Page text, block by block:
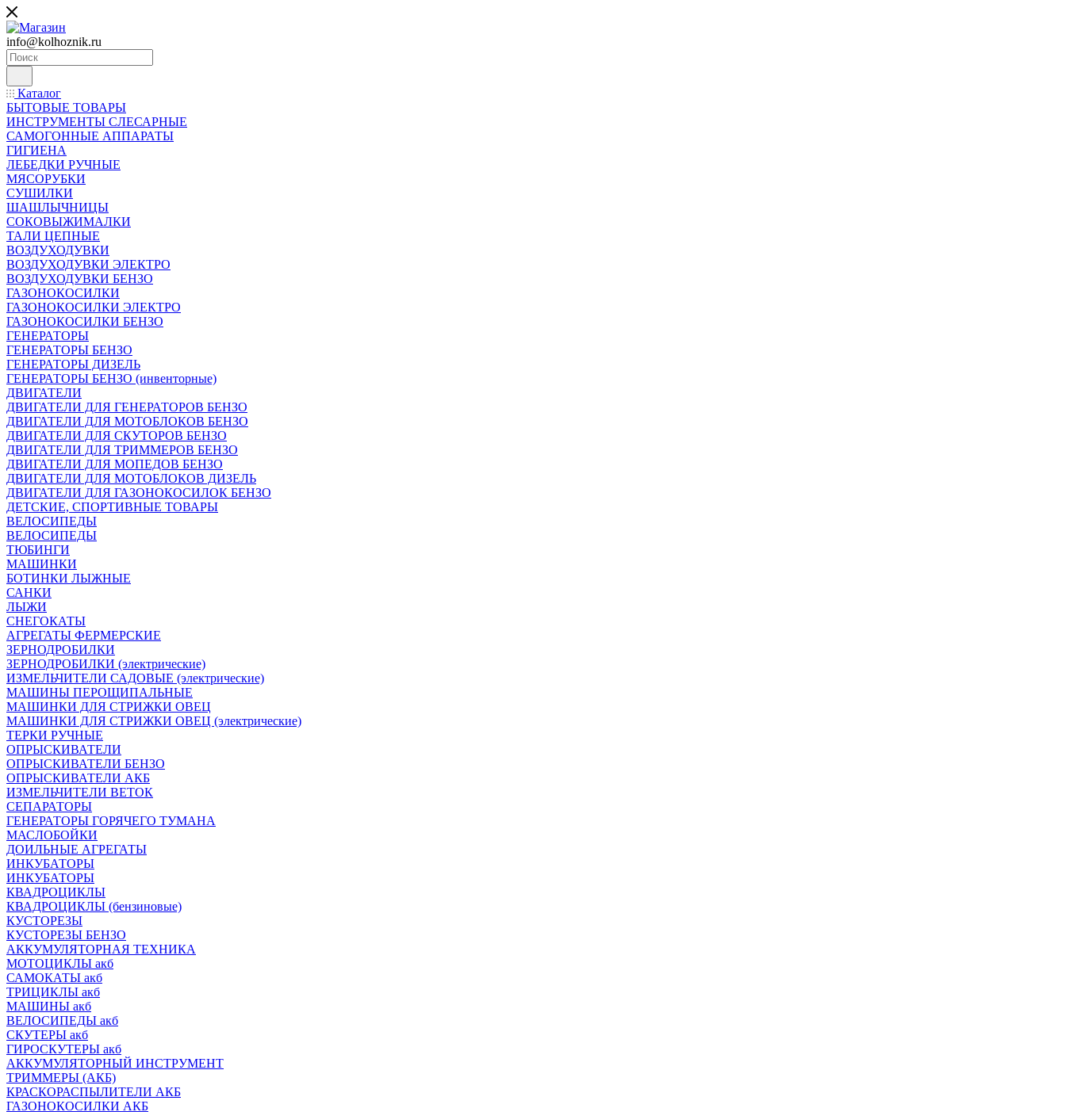
info@kolhoznik.ru
Каталог
БЫТОВЫЕ ТОВАРЫ
ИНСТРУМЕНТЫ СЛЕСАРНЫЕ
САМОГОННЫЕ АППАРАТЫ
ГИГИЕНА
ЛЕБЕДКИ РУЧНЫЕ
МЯСОРУБКИ
СУШИЛКИ
ШАШЛЫЧНИЦЫ
СОКОВЫЖИМАЛКИ
ТАЛИ ЦЕПНЫЕ
ВОЗДУХОДУВКИ
ВОЗДУХОДУВКИ ЭЛЕКТРО
ВОЗДУХОДУВКИ БЕНЗО
ГАЗОНОКОСИЛКИ
ГАЗОНОКОСИЛКИ ЭЛЕКТРО
ГАЗОНОКОСИЛКИ БЕНЗО
ГЕНЕРАТОРЫ
ГЕНЕРАТОРЫ БЕНЗО
ГЕНЕРАТОРЫ ДИЗЕЛЬ
ГЕНЕРАТОРЫ БЕНЗО (инвенторные)
ДВИГАТЕЛИ
ДВИГАТЕЛИ ДЛЯ ГЕНЕРАТОРОВ БЕНЗО
ДВИГАТЕЛИ ДЛЯ МОТОБЛОКОВ БЕНЗО
ДВИГАТЕЛИ ДЛЯ СКУТОРОВ БЕНЗО
ДВИГАТЕЛИ ДЛЯ ТРИММЕРОВ БЕНЗО
ДВИГАТЕЛИ ДЛЯ МОПЕДОВ БЕНЗО
ДВИГАТЕЛИ ДЛЯ МОТОБЛОКОВ ДИЗЕЛЬ
ДВИГАТЕЛИ ДЛЯ ГАЗОНОКОСИЛОК БЕНЗО
ДЕТСКИЕ, СПОРТИВНЫЕ ТОВАРЫ
ВЕЛОСИПЕДЫ
ВЕЛОСИПЕДЫ
ТЮБИНГИ
МАШИНКИ
БОТИНКИ ЛЫЖНЫЕ
САНКИ
ЛЫЖИ
СНЕГОКАТЫ
АГРЕГАТЫ ФЕРМЕРСКИЕ
ЗЕРНОДРОБИЛКИ
ЗЕРНОДРОБИЛКИ (электрические)
ИЗМЕЛЬЧИТЕЛИ САДОВЫЕ (электрические)
МАШИНЫ ПЕРОЩИПАЛЬНЫЕ
МАШИНКИ ДЛЯ СТРИЖКИ ОВЕЦ
МАШИНКИ ДЛЯ СТРИЖКИ ОВЕЦ (электрические)
ТЕРКИ РУЧНЫЕ
ОПРЫСКИВАТЕЛИ
ОПРЫСКИВАТЕЛИ БЕНЗО
ОПРЫСКИВАТЕЛИ АКБ
ИЗМЕЛЬЧИТЕЛИ ВЕТОК
СЕПАРАТОРЫ
ГЕНЕРАТОРЫ ГОРЯЧЕГО ТУМАНА
МАСЛОБОЙКИ
ДОИЛЬНЫЕ АГРЕГАТЫ
ИНКУБАТОРЫ
ИНКУБАТОРЫ
КВАДРОЦИКЛЫ
КВАДРОЦИКЛЫ (бензиновые)
КУСТОРЕЗЫ
КУСТОРЕЗЫ БЕНЗО
АККУМУЛЯТОРНАЯ ТЕХНИКА
МОТОЦИКЛЫ акб
САМОКАТЫ акб
ТРИЦИКЛЫ акб
МАШИНЫ акб
ВЕЛОСИПЕДЫ акб
СКУТЕРЫ акб
ГИРОСКУТЕРЫ акб
АККУМУЛЯТОРНЫЙ ИНСТРУМЕНТ
ТРИММЕРЫ (АКБ)
КРАСКОРАСПЫЛИТЕЛИ АКБ
ГАЗОНОКОСИЛКИ АКБ